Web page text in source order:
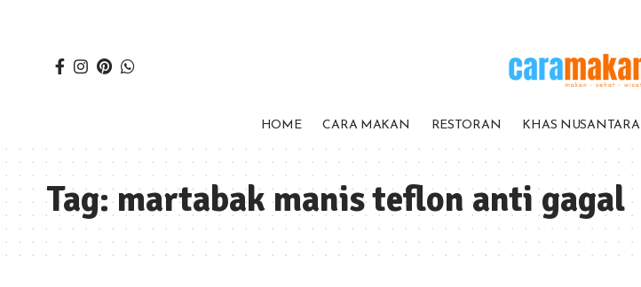
HOME CARA MAKAN RESTORAN KHAS NUSANTARA
Tag:martabak manis teflon anti gagal